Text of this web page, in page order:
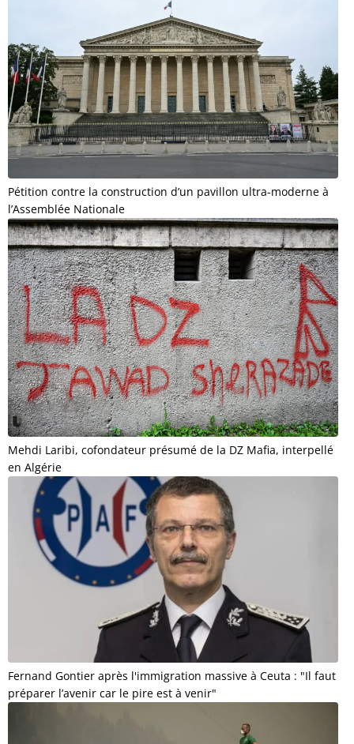
Pétition contre la construction d’un pavillon ultra-moderne à
l’Assemblée Nationale
Mehdi Laribi, cofondateur présumé de la DZ Mafia, interpellé
en Algérie
Fernand Gontier après l'immigration massive à Ceuta : "Il faut
préparer l’avenir car le pire est à venir"